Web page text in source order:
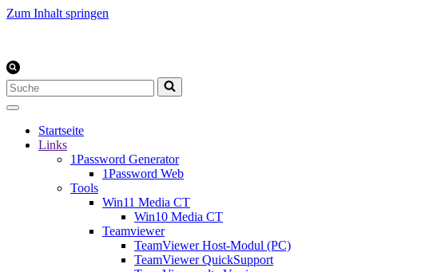
Zum Inhalt springen
Suchen
nach …
Startseite
Links
1Password Generator
1Password Web
Tools
Win11 Media CT
Win10 Media CT
Teamviewer
TeamViewer Host-Modul (PC)
TeamViewer QuickSupport